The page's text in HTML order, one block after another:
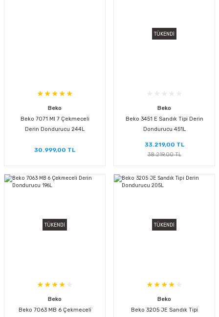
Beko
Beko 7071 MI 7 Çekmeceli
Derin Dondurucu 244L
30.999,00 TL
TÜKENDİ
Beko
Beko 3451 E Sandık Tipi Derin
Dondurucu 451L
33.219,00 TL
38.219,00 TL
TÜKENDİ
Beko
Beko 7063 MB 6 Çekmeceli
TÜKENDİ
Beko
Beko 3205 JE Sandık Tipi